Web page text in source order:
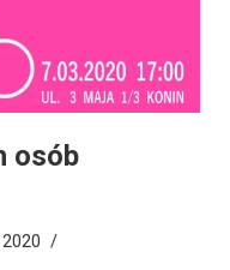
osób